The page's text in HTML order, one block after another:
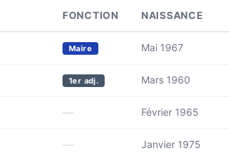
FONCTION NAISSANCE
Maire Mai 1967
1er adj. Mars 1960
— Février 1965
— Janvier 1975